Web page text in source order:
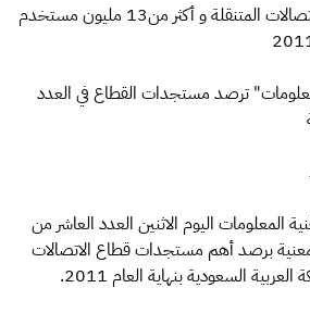
53.7 مليون مشترك في الاتصالات المتنقلة و أكثر من13 مليون مستخدم
ترصد مستجدات القطاع في العدد
المعلومات اليوم الاثنين العدد العاشر من
المعنية برصد أهم مستجدات قطاع الاتصالات
السعودية بنهاية العام 2011.